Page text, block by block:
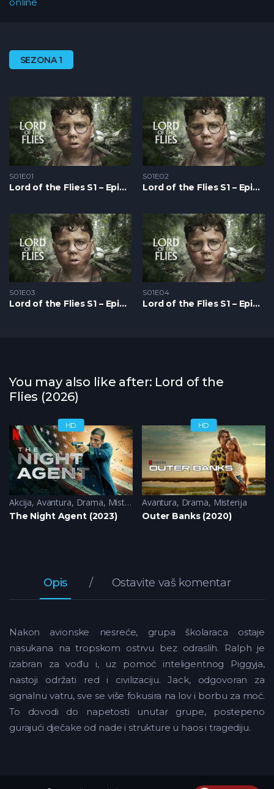
online
SEZONA 1
S01E01
Lord of the Flies S1 – Epizoda 01
S01E02
Lord of the Flies S1 – Epizoda 02
S01E03
Lord of the Flies S1 – Epizoda 03
S01E04
Lord of the Flies S1 – Epizoda 04
You may also like after: Lord of the
Flies (2026)
HD
Akcija, Avantura, Drama, Misterija
The Night Agent (2023)
HD
Avantura, Drama, Misterija
Outer Banks (2020)
Opis Ostavite vaš komentar
Nakon avionske nesreće, grupa školaraca ostaje
nasukana na tropskom ostrvu bez odraslih. Ralph je
izabran za vođu i, uz pomoć inteligentnog Piggyja,
nastoji održati red i civilizaciju. Jack, odgovoran za
signalnu vatru, sve se više fokusira na lov i borbu za moć.
To dovodi do napetosti unutar grupe, postepeno
gurajući dječake od nade i strukture u haos i tragediju.